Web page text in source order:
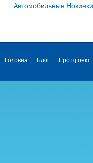
Автомобильные Новинки
Головна Блог Про проект